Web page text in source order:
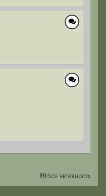
Вся активность